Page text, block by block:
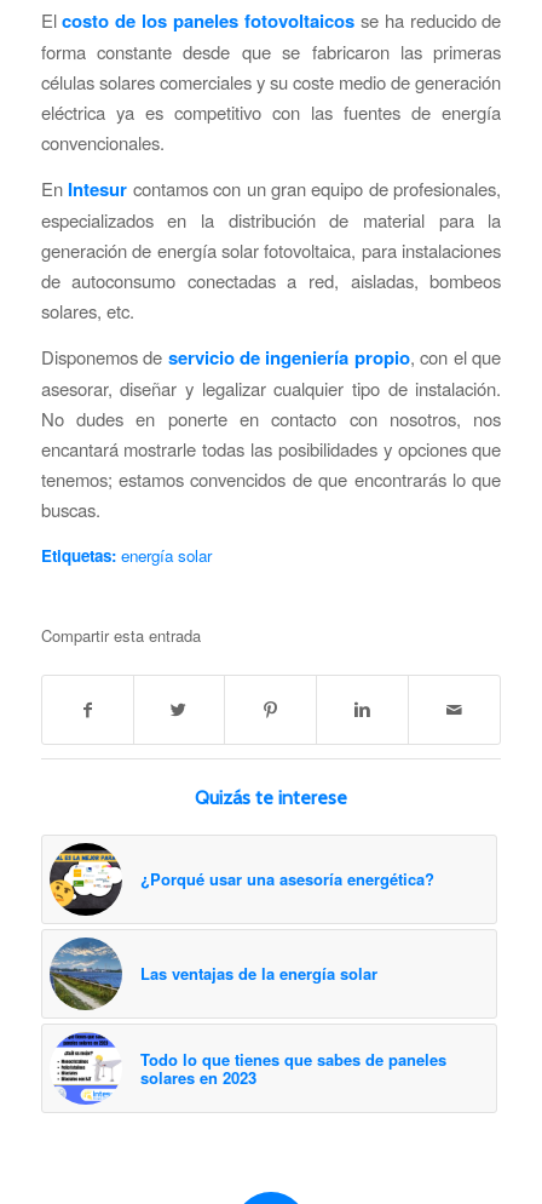
Elcosto de los paneles fotovoltaicosse ha reducido de
forma constante desde que se fabricaron las primeras
células solares comerciales y su coste medio de generación
eléctrica ya es competitivo con las fuentes de energía
convencionales.
EnIntesur contamos con un gran equipo de profesionales,
especializados en la distribución de material para la
generación de energía solar fotovoltaica, para instalaciones
de autoconsumo conectadas a red, aisladas, bombeos
solares, etc.
Disponemos de servicio de ingeniería propio, con el que
asesorar, diseñar y legalizar cualquier tipo de instalación.
No dudes en ponerte en contacto con nosotros, nos
encantará mostrarle todas las posibilidades y opciones que
tenemos; estamos convencidos de que encontrarás lo que
buscas.
Etiquetas: energía solar
Compartir esta entrada
Quizás te interese
¿Porqué usar una asesoría energética?
Las ventajas de la energía solar
Todo lo que tienes que sabes de paneles
solares en 2023